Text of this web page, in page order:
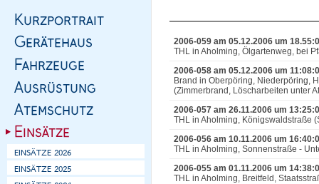
2006-059 am 05.12.2006 um
THL in Aholming, Ölgartenweg, bei
2006-058 am 05.12.2006 um
Brand in Oberpöring, Niederpöring,
(Zimmerbrand, Löscharbeiten unter
2006-057 am 26.11.2006 um
THL in Aholming, Königswaldstraße
2006-056 am 10.11.2006 um
THL in Aholming, Sonnenstraße -
2006-055 am 01.11.2006 um
THL in Aholming, Breitfeld,